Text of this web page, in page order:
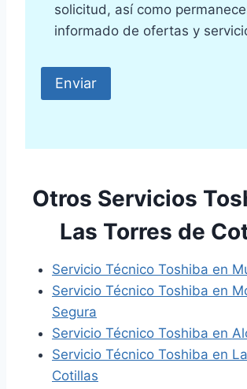
solicitud, así como
informado de ofertas y
Otros Servicios
Las Torres de
Servicio Técnico Toshiba en
Servicio Técnico Toshiba en
Segura
Servicio Técnico Toshiba en
Servicio Técnico Toshiba en
Cotillas